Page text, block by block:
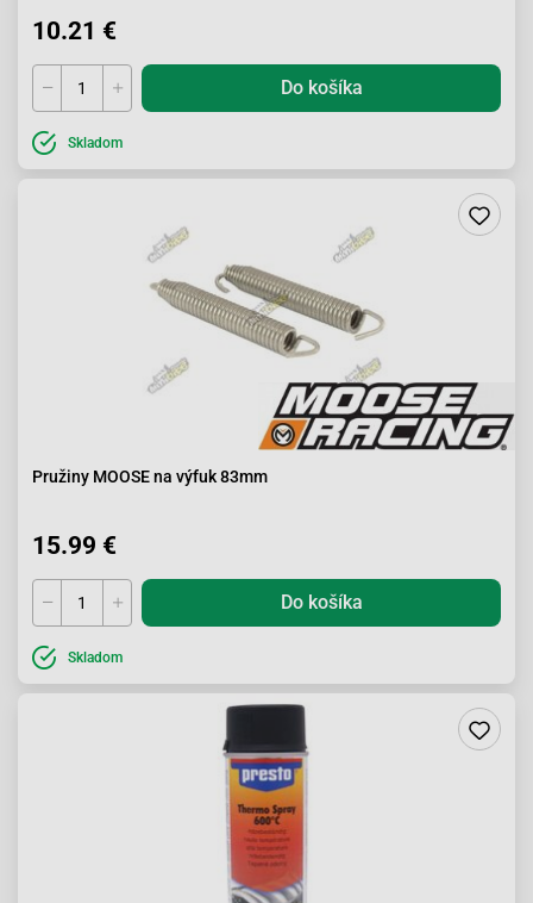
10.21 €
Do košíka
Skladom
Pružiny MOOSE na výfuk 83mm
15.99 €
Do košíka
Skladom